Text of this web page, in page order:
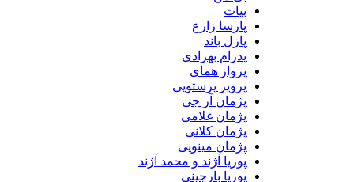
پارسا زارع
پازل باند
پدرام بهزادی
پرواز همای
پرویز پرستویی
پژمان آر جی
پژمان غلامی
پژمان کلانی
پژمان مینویی
پوریا آژند و محمد آژند
پوریا بارجینی